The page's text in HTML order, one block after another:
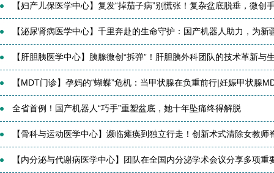
【妇产儿保医学中心】复发“掉茄子病”别慌张！复杂盆底脱垂，微创
【泌尿肾病医学中心】千里奔赴的生命守护：国产机器人助力，为新
【肝胆胰医学中心】胰腺微创“拆弹”！肝胆胰外科团队的技术革新与
【MDT门诊】孕妈的“蝴蝶”危机：当甲状腺在负重前行|妊娠甲状腺
全省首例！国产机器人“巧手”重塑盆底，她十年坠痛终得解脱
【骨科与运动医学中心】濒临瘫痪到独立行走！创新术式清除女教师
【内分泌与代谢病医学中心】团队在全国内分泌学术会议分享多项重